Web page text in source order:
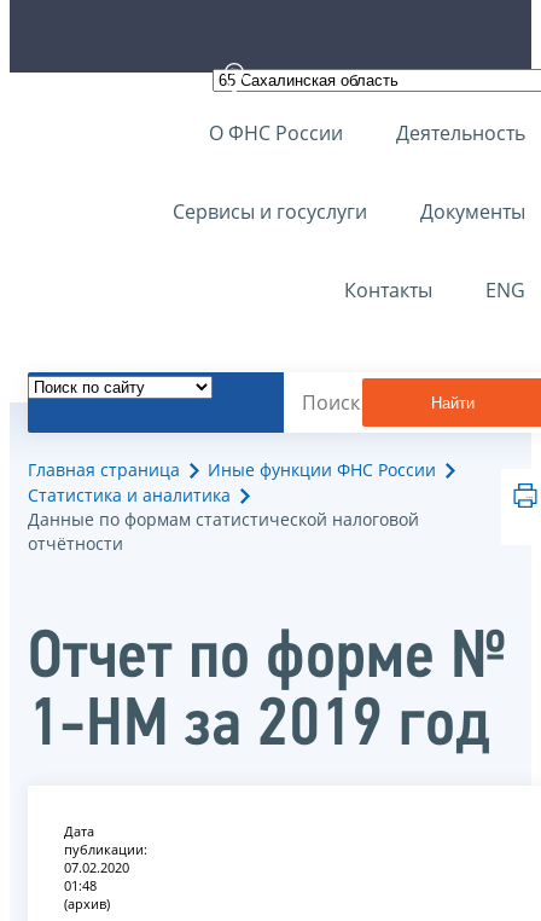
О ФНС России Деятельность
Сервисы и госуслуги Документы
Контакты ENG
Найти
Главная страница
Иные функции ФНС России
Статистика и аналитика
Данные по формам статистической налоговой
отчётности
Отчет по форме №
1-НМ за 2019 год
Дата
публикации:
07.02.2020
01:48
(архив)